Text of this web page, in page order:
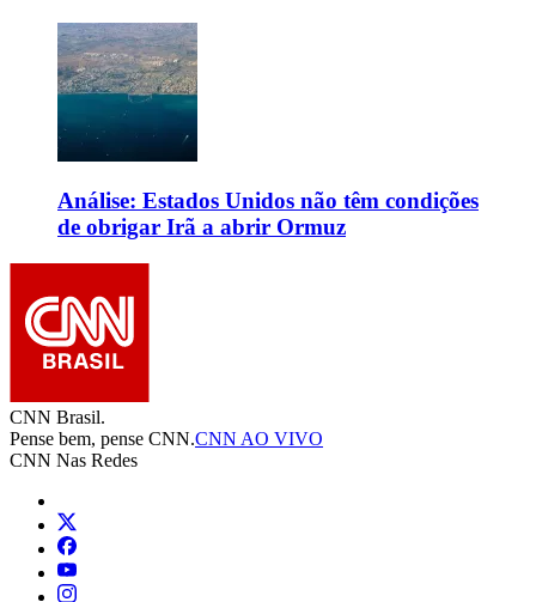
Análise: Estados Unidos não têm condições
de obrigar Irã a abrir Ormuz
CNN Brasil.
Pense bem, pense CNN.CNN AO VIVO
CNN Nas Redes